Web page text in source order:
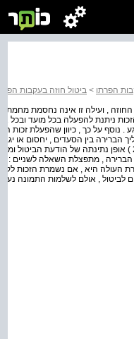
הפרתו > ביטול חוזה בעקבות
, ועילה זו אינה נחסמת
ניתנת להפעלה בכל מועד ובכל
. נוסף על כך , כיוון שהפעלת זכות
הברירה בין הסעדים , יחסום או
הברירה , מתפצלת השאלה לשניים :
העולה היא , אם נשמרת הזכות
לביטול , אולם לשלמות התמונה